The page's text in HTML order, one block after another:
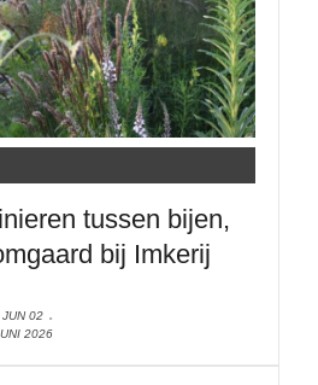
tussen bijen,
bij Imkerij
JUN 02
2026